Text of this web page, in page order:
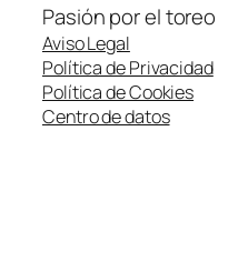
Pasión por el toreo
Aviso Legal
Política de Privacidad
Política de Cookies
Centro de datos